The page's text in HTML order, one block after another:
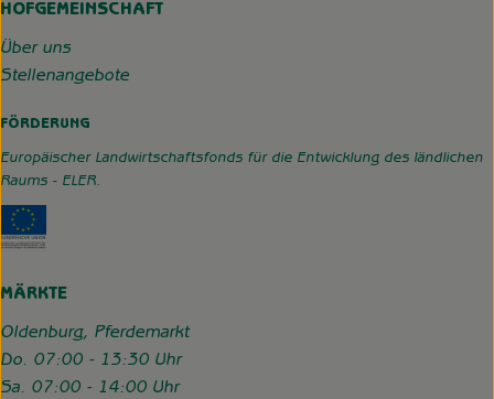
HOFGEMEINSCHAFT
Über uns
Stellenangebote
FÖRDERUNG
Europäischer Landwirtschaftsfonds für die Entwicklung des ländlichen
Raums - ELER.
MÄRKTE
Oldenburg, Pferdemarkt
Do. 07:00 - 13:30 Uhr
Sa. 07:00 - 14:00 Uhr